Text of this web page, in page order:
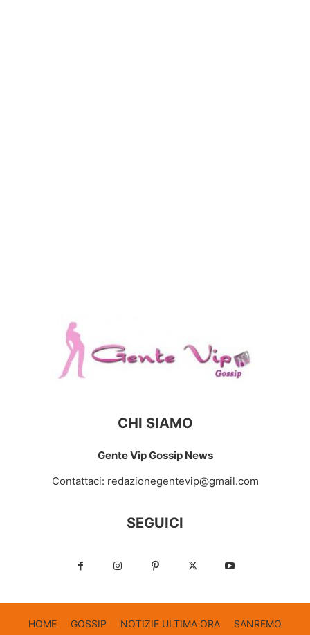
CHI SIAMO
Gente Vip Gossip News
Contattaci: redazionegentevip@gmail.com
SEGUICI
HOME GOSSIP NOTIZIE ULTIMA ORA SANREMO